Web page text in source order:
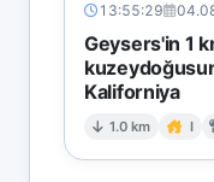
13:55:29
Geysers'in 1
Kaliforniya
1.0 km I